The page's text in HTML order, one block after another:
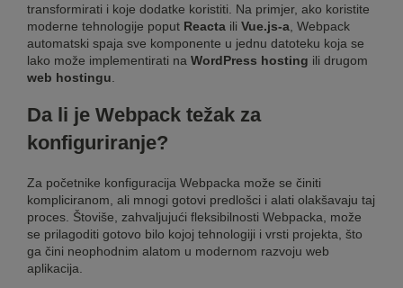
transformirati i koje dodatke koristiti. Na primjer, ako koristite
moderne tehnologije poput Reacta ili Vue.js-a , Webpack
automatski spaja sve komponente u jednu datoteku koja se
lako može implementirati na WordPress hosting ili drugom
web hostingu
Da li je Webpack težak za
konfiguriranje?
Za početnike konfiguracija Webpacka može se činiti
kompliciranom, ali mnogi gotovi predlošci i alati olakšavaju taj
proces. Štoviše, zahvaljujući fleksibilnosti Webpacka, može
se prilagoditi gotovo bilo kojoj tehnologiji i vrsti projekta, što
ga čini neophodnim alatom u modernom razvoju web
aplikacija.